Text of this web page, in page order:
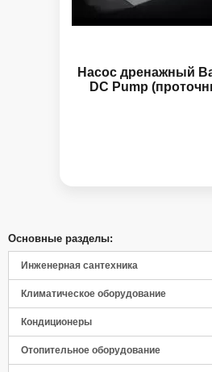
Насос дренажный
DС Pump
Основные разделы:
Инженерная сантехника
Климатическое оборудование
Кондиционеры
Отопительное оборудование